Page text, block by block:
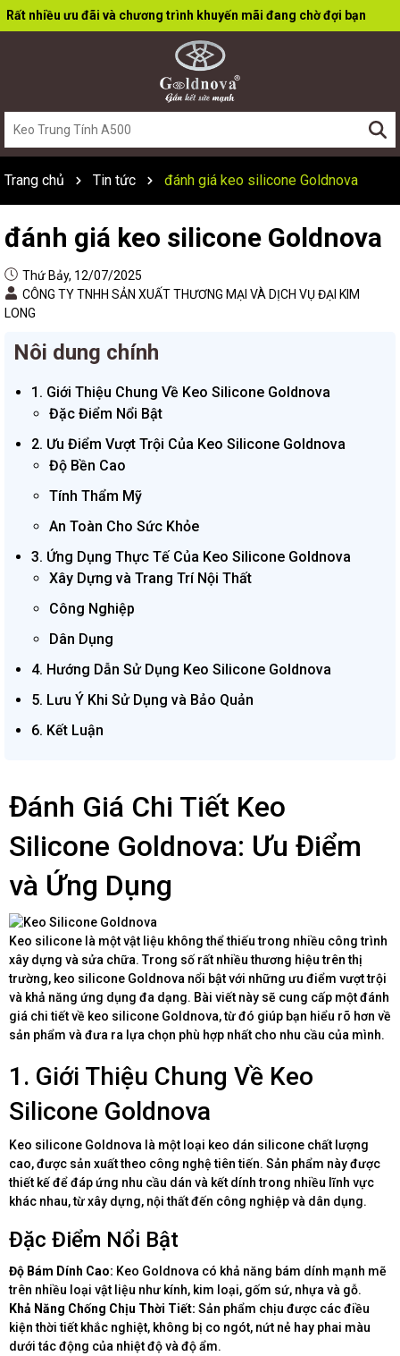
Rất nhiều ưu đãi và chương trình khuyến mãi đang chờ đợi bạn
Trang chủ Tin tức đánh giá keo silicone Goldnova
đánh giá keo silicone Goldnova
Thứ Bảy, 12/07/2025
CÔNG TY TNHH SẢN XUẤT THƯƠNG MẠI VÀ DỊCH VỤ ĐẠI KIM
LONG
Nôi dung chính
1. Giới Thiệu Chung Về Keo Silicone Goldnova
Đặc Điểm Nổi Bật
2. Ưu Điểm Vượt Trội Của Keo Silicone Goldnova
Độ Bền Cao
Tính Thẩm Mỹ
An Toàn Cho Sức Khỏe
3. Ứng Dụng Thực Tế Của Keo Silicone Goldnova
Xây Dựng và Trang Trí Nội Thất
Công Nghiệp
Dân Dụng
4. Hướng Dẫn Sử Dụng Keo Silicone Goldnova
5. Lưu Ý Khi Sử Dụng và Bảo Quản
6. Kết Luận
Đánh Giá Chi Tiết Keo
Silicone Goldnova: Ưu Điểm
và Ứng Dụng
Keo silicone là một vật liệu không thể thiếu trong nhiều công trình
xây dựng và sửa chữa. Trong số rất nhiều thương hiệu trên thị
trường, keo silicone Goldnova nổi bật với những ưu điểm vượt trội
và khả năng ứng dụng đa dạng. Bài viết này sẽ cung cấp một đánh
giá chi tiết về keo silicone Goldnova, từ đó giúp bạn hiểu rõ hơn về
sản phẩm và đưa ra lựa chọn phù hợp nhất cho nhu cầu của mình.
1. Giới Thiệu Chung Về Keo
Silicone Goldnova
Keo silicone Goldnova là một loại keo dán silicone chất lượng
cao, được sản xuất theo công nghệ tiên tiến. Sản phẩm này được
thiết kế để đáp ứng nhu cầu dán và kết dính trong nhiều lĩnh vực
khác nhau, từ xây dựng, nội thất đến công nghiệp và dân dụng.
Đặc Điểm Nổi Bật
Độ Bám Dính Cao: Keo Goldnova có khả năng bám dính mạnh mẽ
trên nhiều loại vật liệu như kính, kim loại, gốm sứ, nhựa và gỗ.
Khả Năng Chống Chịu Thời Tiết: Sản phẩm chịu được các điều
kiện thời tiết khắc nghiệt, không bị co ngót, nứt nẻ hay phai màu
dưới tác động của nhiệt độ và độ ẩm.